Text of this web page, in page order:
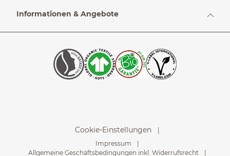
Informationen & Angebote
Cookie-Einstellungen
Impressum
Allgemeine Geschäftsbedingungen inkl. Widerrufsrecht